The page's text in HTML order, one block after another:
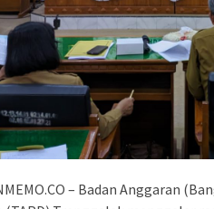
– Badan Anggaran